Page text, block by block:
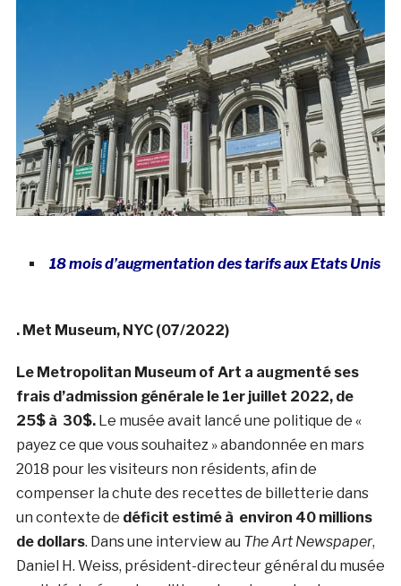
18 mois d’augmentation des tarifs aux Etats Unis
. Met Museum, NYC (07/2022)
Le Metropolitan Museum of Art a augmenté ses
frais d’admission générale le 1er juillet 2022, de
25$ à 30$.Le musée avait lancé une politique de «
payez ce que vous souhaitez » abandonnée en mars
2018 pour les visiteurs non résidents, afin de
compenser la chute des recettes de billetterie dans
un contexte de déficit estimé à environ 40 millions
de dollars. Dans une interview au The Art Newspaper,
Daniel H. Weiss, président-directeur général du musée